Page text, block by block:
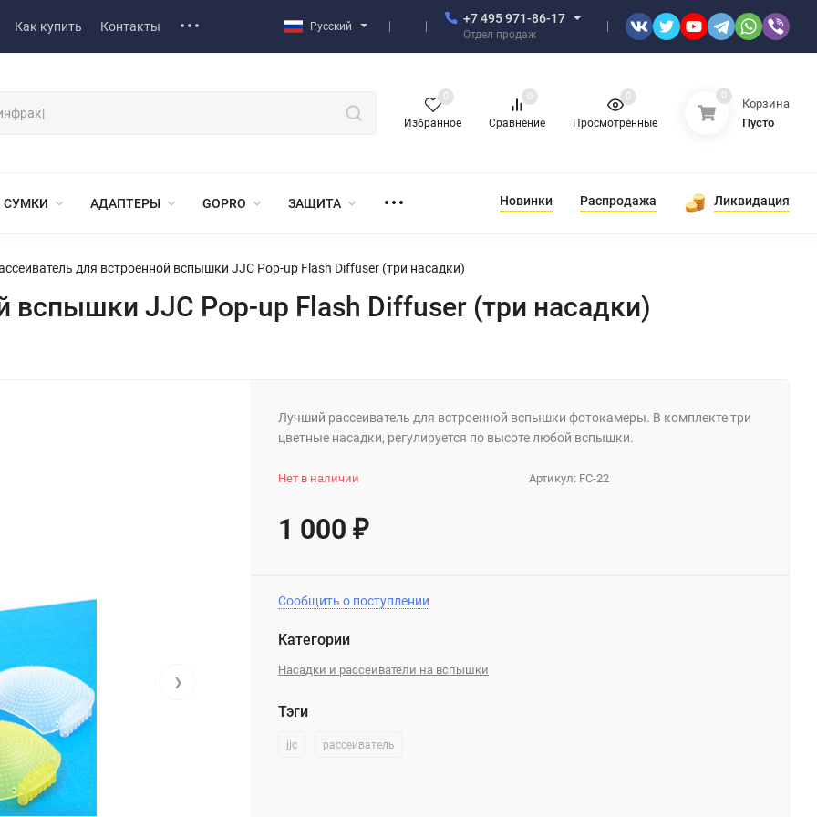
Как купить Контакты Русский
+7 495 971-86-17
Отдел продаж
Избранное
0
Сравнение
0
Просмотренные
0 0
Корзина
Пусто
СУМКИ АДАПТЕРЫ GOPRO ЗАЩИТА Новинки Распродажа Ликвидация
для встроенной вспышки JJC Pop-up Flash Diffuser (три насадки)
вспышки JJC Pop-up Flash Diffuser (три насадки)
›
Лучший рассеиватель для встроенной вспышки фотокамеры. В комплекте три
цветные насадки, регулируется по высоте любой вспышки.
Артикул: FC-22
Нет в наличии
1 000₽
Сообщить о поступлении
Категории
Насадки и рассеиватели на вспышки
Тэги
jjc рассеиватель